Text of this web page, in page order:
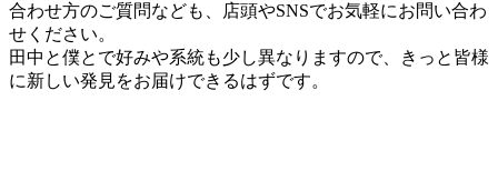
合わせ方のご質問なども、店頭やSNSでお気軽にお問い合わ
せください。
田中と僕とで好みや系統も少し異なりますので、きっと皆様
に新しい発見をお届けできるはずです。